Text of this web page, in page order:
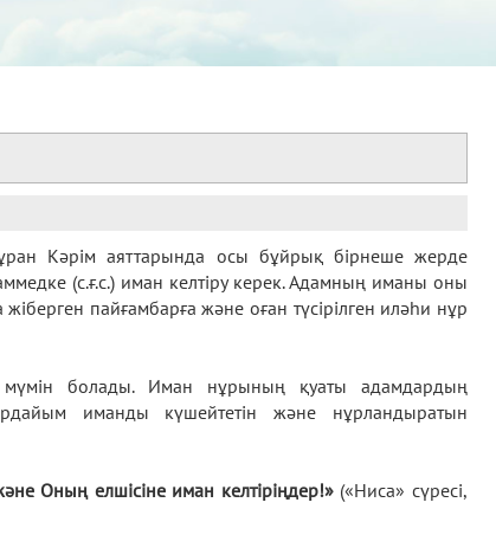
Кәрім аяттарында осы бұйрық бірнеше жерде
(с.ғ.с.) иман келтіру керек. Адамның иманы оны
пайғамбарға және оған түсірілген иләһи нұр
болады. Иман нұрының қуаты адамдардың
иманды күшейтетін және нұрландыратын
Оның елшісіне иман келтіріңдер!»(«Ниса» сүресі,